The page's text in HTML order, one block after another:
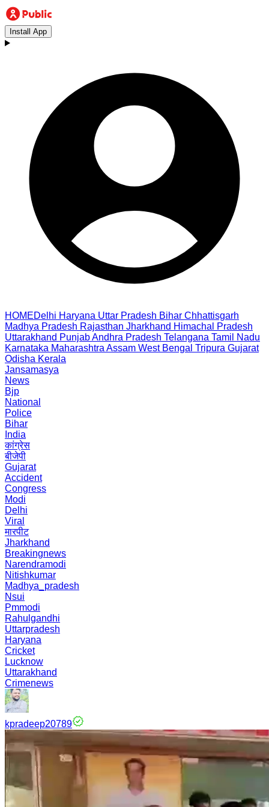
Install App
HOMEDelhi Haryana Uttar Pradesh Bihar Chhattisgarh
Madhya Pradesh Rajasthan Jharkhand Himachal Pradesh
Uttarakhand PunjabAndhra Pradesh Telangana Tamil Nadu
Karnataka Maharashtra Assam West Bengal Tripura Gujarat
Odisha Kerala
Jansamasya
News
Bjp
National
Police
Bihar
India
कांग्रेस
बीजेपी
Gujarat
Accident
Congress
Modi
Delhi
Viral
मारपीट
Jharkhand
Breakingnews
Narendramodi
Nitishkumar
Madhya_pradesh
Nsui
Pmmodi
Rahulgandhi
Uttarpradesh
Haryana
Cricket
Lucknow
Uttarakhand
Crimenews
kpradeep20789